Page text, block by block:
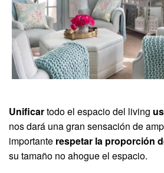
Unificartodo el espacio del living
nos dará una gran sensación de
importante respetar la proporción
su tamaño no ahogue el espacio.